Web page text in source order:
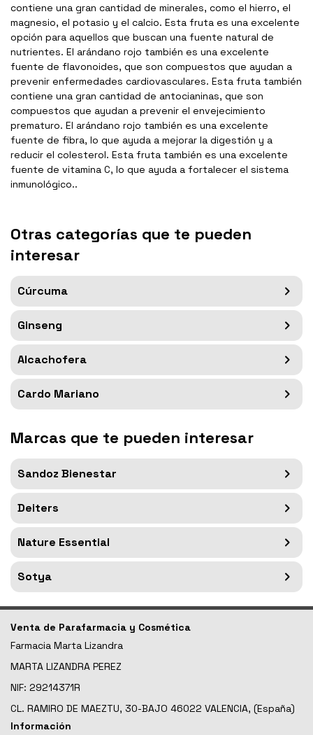
contiene una gran cantidad de minerales, como el hierro, el
magnesio, el potasio y el calcio. Esta fruta es una excelente
opción para aquellos que buscan una fuente natural de
nutrientes. El arándano rojo también es una excelente
fuente de flavonoides, que son compuestos que ayudan a
prevenir enfermedades cardiovasculares. Esta fruta también
contiene una gran cantidad de antocianinas, que son
compuestos que ayudan a prevenir el envejecimiento
prematuro. El arándano rojo también es una excelente
fuente de fibra, lo que ayuda a mejorar la digestión y a
reducir el colesterol. Esta fruta también es una excelente
fuente de vitamina C, lo que ayuda a fortalecer el sistema
inmunológico..
Otras categorías que te pueden
interesar
Cúrcuma
Ginseng
Alcachofera
Cardo Mariano
Marcas que te pueden interesar
Sandoz Bienestar
Deiters
Nature Essential
Sotya
Venta de Parafarmacia y Cosmética
Farmacia Marta Lizandra
MARTA LIZANDRA PEREZ
NIF: 29214371R
CL. RAMIRO DE MAEZTU, 30-BAJO 46022 VALENCIA, (España)
Información